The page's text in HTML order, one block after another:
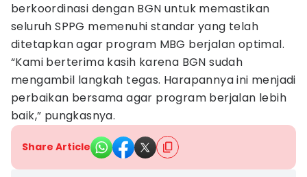
berkoordinasi dengan BGN untuk memastikan
seluruh SPPG memenuhi standar yang telah
ditetapkan agar program MBG berjalan optimal.
“Kami berterima kasih karena BGN sudah
mengambil langkah tegas. Harapannya ini menjadi
perbaikan bersama agar program berjalan lebih
baik,” pungkasnya.
Share Article